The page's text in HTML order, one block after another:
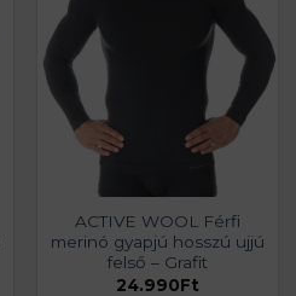
ACTIVE WOOL Férfi
merinó gyapjú hosszú ujjú
felső – Grafit
24.990Ft